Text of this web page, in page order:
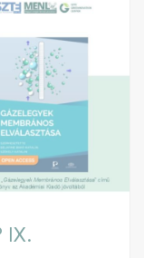
IX.